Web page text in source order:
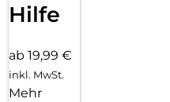
Hilfe
ab 19,99 €
inkl. MwSt.
Mehr